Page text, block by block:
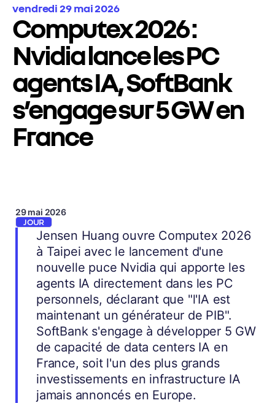
vendredi 29 mai 2026
Computex 2026 :
Nvidia lance les PC
agents IA, SoftBank
s’engage sur 5 GW en
France
JOUR
Jensen Huang ouvre Computex 2026
à Taipei avec le lancement d'une
nouvelle puce Nvidia qui apporte les
agents IA directement dans les PC
personnels, déclarant que "l'IA est
maintenant un générateur de PIB".
SoftBank s'engage à développer 5 GW
de capacité de data centers IA en
France, soit l'un des plus grands
investissements en infrastructure IA
jamais annoncés en Europe.
29 mai 2026